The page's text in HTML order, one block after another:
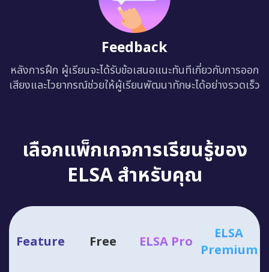
Feedback
หลังการฝึก ผู้เรียนจะได้รับข้อเสนอแนะทันทีเกี่ยวกับการออก
เสียงและไวยากรณ์ช่วยให้ผู้เรียนพัฒนาทักษะได้อย่างรวดเร็ว
เลือกแพ็กเกจการเรียนรู้ของ
ELSA สำหรับคุณ
Feature Free ELSA Pro
ELSA
Premium